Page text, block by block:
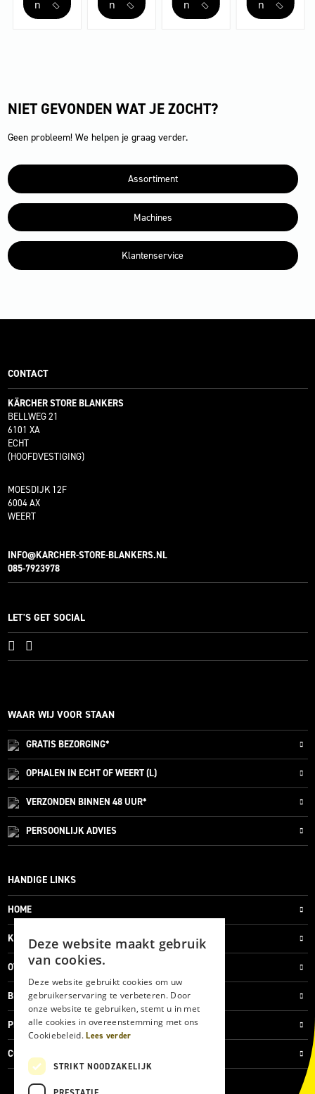
n
n
n
n
NIET GEVONDEN WAT JE ZOCHT?
Geen probleem! We helpen je graag verder.
Assortiment
Machines
Klantenservice
CONTACT
KÄRCHER STORE BLANKERS
BELLWEG 21
6101 XA
ECHT
(HOOFDVESTIGING)
MOESDIJK 12F
6004 AX
WEERT
INFO@KARCHER-STORE-BLANKERS.NL
085-7923978
LET'S GET SOCIAL
WAAR WIJ VOOR STAAN
GRATISBEZORGING*
OPHALEN IN ECHT OF WEERT (L)
VERZONDEN BINNEN 48 UUR*
PERSOONLIJKADVIES
HANDIGE LINKS
HOME
KLANTENSERVICE
OVER ONS
BLOG
PRIVACYVERKLARING
COOKIES
Deze website maakt gebruik
van cookies.
Deze website gebruikt cookies om uw
gebruikerservaring te verbeteren. Door
onze website te gebruiken, stemt u in met
alle cookies in overeenstemming met ons
Cookiebeleid.Lees verder
STRIKT NOODZAKELIJK